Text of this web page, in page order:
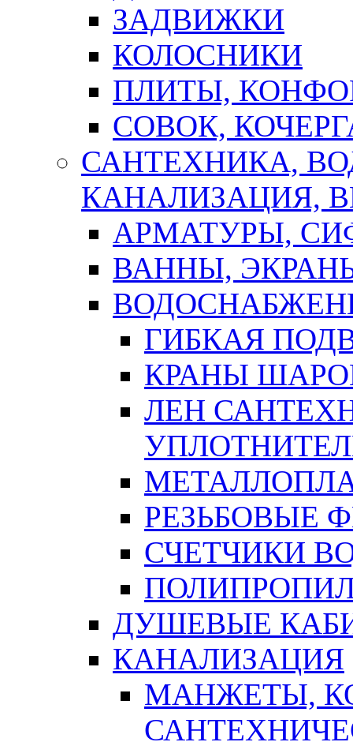
ЗАДВИЖКИ
КОЛОСНИКИ
ПЛИТЫ,
СОВОК,
САНТЕХНИКА,
КАНАЛИЗАЦИЯ,
АРМАТУРЫ,
ВАННЫ,
ГИБКАЯ
КРАНЫ
ЛЕН
РЕЗЬБОВЫЕ
СЧЕТЧИКИ
ДУШЕВЫЕ
КАНАЛИЗАЦИЯ
МАНЖЕТЫ,